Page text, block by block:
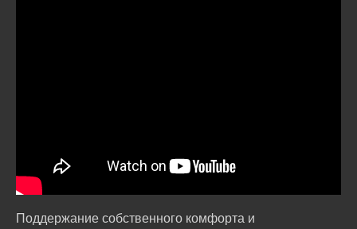
Поддержание собственного комфорта и